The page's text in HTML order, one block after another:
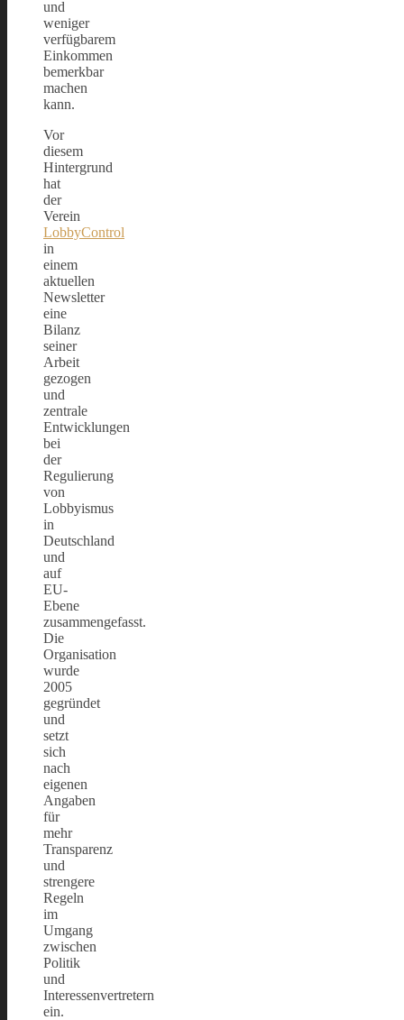
und
weniger
verfügbarem
Einkommen
bemerkbar
machen
kann.
Vor
diesem
Hintergrund
hat
der
Verein
LobbyControl
in
einem
aktuellen
Newsletter
eine
Bilanz
seiner
Arbeit
gezogen
und
zentrale
Entwicklungen
bei
der
Regulierung
von
Lobbyismus
in
Deutschland
und
auf
EU-
Ebene
zusammengefasst.
Die
Organisation
wurde
2005
gegründet
und
setzt
sich
nach
eigenen
Angaben
für
mehr
Transparenz
und
strengere
Regeln
im
Umgang
zwischen
Politik
und
Interessenvertretern
ein.